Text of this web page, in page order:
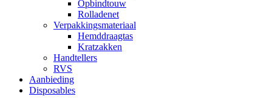
Opbindtouw
Rolladenet
Verpakkingsmateriaal
Hemddraagtas
Kratzakken
Handtellers
RVS
Aanbieding
Disposables